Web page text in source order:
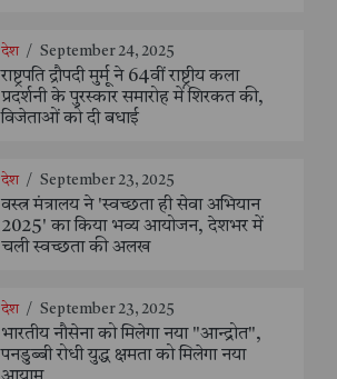
देश / September 24, 2025
राष्ट्रपति द्रौपदी मुर्मू ने 64वीं राष्ट्रीय कला
प्रदर्शनी के पुरस्कार समारोह में शिरकत की,
विजेताओं को दी बधाई
देश / September 23, 2025
वस्त्र मंत्रालय ने 'स्वच्छता ही सेवा अभियान
2025' का किया भव्य आयोजन, देशभर में
चली स्वच्छता की अलख
देश / September 23, 2025
भारतीय नौसेना को मिलेगा नया "आन्द्रोत",
पनडुब्बी रोधी युद्ध क्षमता को मिलेगा नया